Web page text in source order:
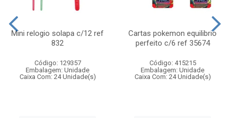
Mini relogio solapa c/12 ref
832
Código: 129357
Embalagem: Unidade
Caixa Com: 24 Unidade(s)
Cartas pokemon equilibrio
perfeito c/6 ref 35674
Código: 415215
Embalagem: Unidade
Caixa Com: 24 Unidade(s)